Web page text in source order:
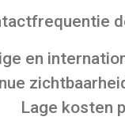
en
Lage kosten